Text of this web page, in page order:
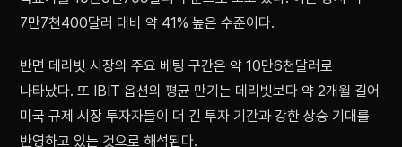
7만7천400달러 대비 약 41% 높은 수준이다.
반면 데리빗 시장의 주요 베팅 구간은 약 10만6천달러로
나타났다. 또 IBIT 옵션의 평균 만기는 데리빗보다 약 2개월 길어
미국 규제 시장 투자자들이 더 긴 투자 기간과 강한 상승 기대를
반영하고 있는 것으로 해석된다.